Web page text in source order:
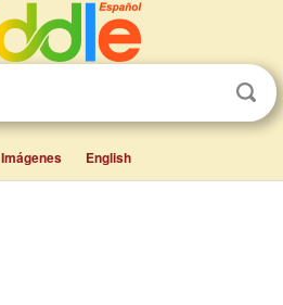
Imágenes English